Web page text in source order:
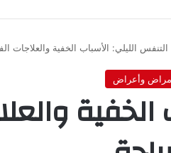
الليلي: الأسباب الخفية والعلاجات
وأعراض